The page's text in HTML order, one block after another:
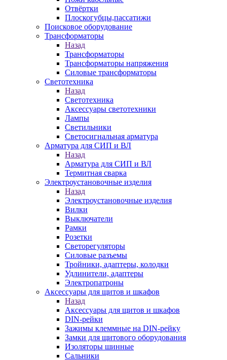
Отвёртки
Плоскогубцы,пассатижи
Поисковое оборудование
Трансформаторы
Назад
Трансформаторы
Трансформаторы напряжения
Силовые трансформаторы
Светотехника
Назад
Светотехника
Аксессуары светотехники
Лампы
Светильники
Светосигнальная арматура
Арматура для СИП и ВЛ
Назад
Арматура для СИП и ВЛ
Термитная сварка
Электроустановочные изделия
Назад
Электроустановочные изделия
Вилки
Выключатели
Рамки
Розетки
Светорегуляторы
Силовые разъемы
Тройники, адаптеры, колодки
Удлинители, адаптеры
Электропатроны
Аксессуары для щитов и шкафов
Назад
Аксессуары для щитов и шкафов
DIN-рейки
Зажимы клеммные на DIN-рейку
Замки для щитового оборудования
Изоляторы шинные
Сальники